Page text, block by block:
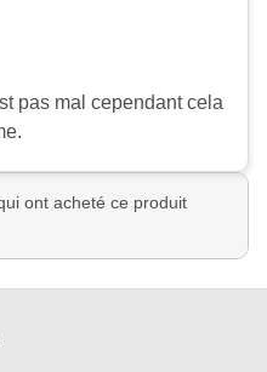
pas mal cependant cela
ont acheté ce produit